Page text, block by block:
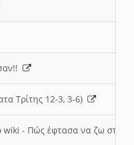
Τρίτης 12-3, 3-6)
wiki - Πώς έφτασα να ζω στην